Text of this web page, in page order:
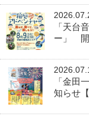
「天台
ー」 開
「金田
知らせ